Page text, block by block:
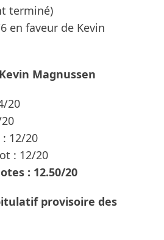
terminé)
en faveur de Kevin
Magnussen
20
12/20
: 12/20
: 12.50/20
provisoire des